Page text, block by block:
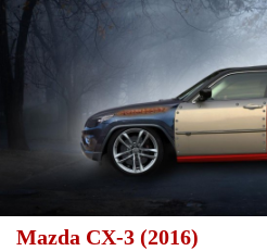
Mazda CX-3 (2016)